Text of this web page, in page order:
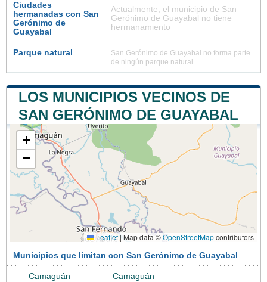
Ciudades
hermanadas con San
Gerónimo de
Guayabal
Actualmente, el municipio de San
Gerónimo de Guayabal no tiene
hermanamiento
Parque natural
San Gerónimo de Guayabal no forma parte
de ningún parque natural
LOS MUNICIPIOS VECINOS DE
SAN GERÓNIMO DE GUAYABAL
+
−
Leaflet | Map data ©OpenStreetMapcontributors
Municipios que limitan con San Gerónimo de Guayabal
Camaguán Camaguán